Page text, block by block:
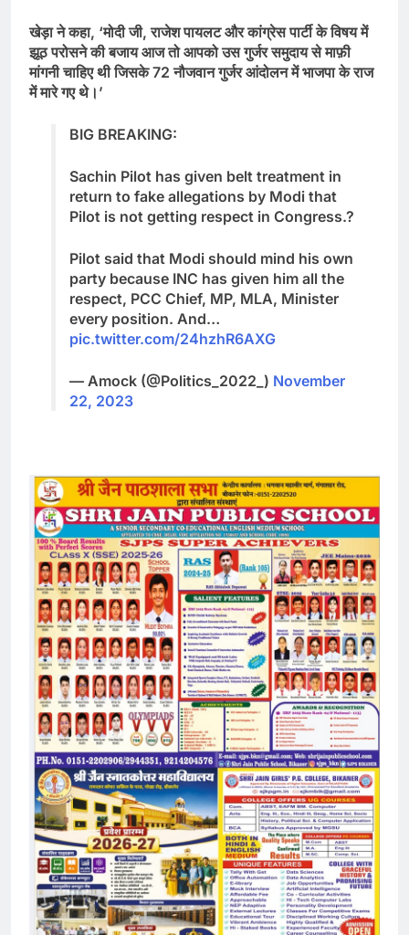
खेड़ा ने कहा, ‘मोदी जी, राजेश पायलट और कांग्रेस पार्टी के विषय में
झूठ परोसने की बजाय आज तो आपको उस गुर्जर समुदाय से माफ़ी
मांगनी चाहिए थी जिसके 72 नौजवान गुर्जर आंदोलन में भाजपा के राज
में मारे गए थे।’
BIG BREAKING:
Sachin Pilot has given belt treatment in
return to fake allegations by Modi that
Pilot is not getting respect in Congress.?
Pilot said that Modi should mind his own
party because INC has given him all the
respect, PCC Chief, MP, MLA, Minister
every position. And…
pic.twitter.com/24hzhR6AXG
— Amock (@Politics_2022_) November
22, 2023